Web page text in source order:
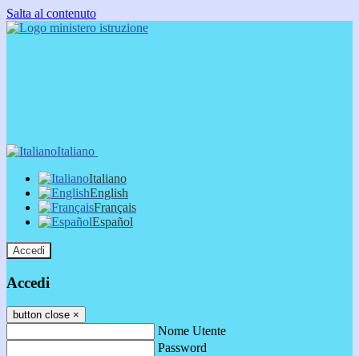
Salta al contenuto
Italiano
Italiano
English
Français
Español
Accedi
Accedi
button close ×
Nome Utente
Password